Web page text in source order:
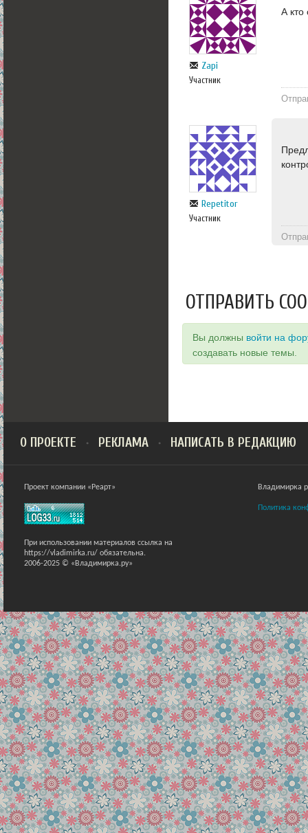
Zapi
Участник
А кто
Repetitor
Участник
ОТПРАВИТЬ
Вы должны войти на
создавать новые темы.
О ПРОЕКТЕ РЕКЛАМА НАПИСАТЬ В РЕДАКЦИЮ
Проект компании «Реарт»
При использовании материалов ссылка на
https://vladimirka.ru/ обязательна.
2006-2025 © «Владимирка.ру»
Владимирка
Политика